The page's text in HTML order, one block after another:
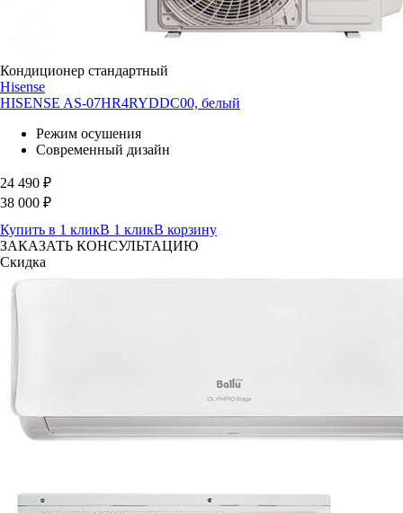
Кондиционер стандартный
Hisense
HISENSE AS-07HR4RYDDC00, белый
Режим осушения
Современный дизайн
24 490 ₽
38 000 ₽
Купить в 1 кликВ 1 кликВ корзину
ЗАКАЗАТЬ КОНСУЛЬТАЦИЮ
Скидка